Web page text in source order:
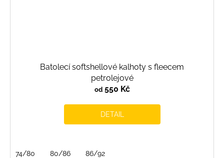
Batolecí softshellové kalhoty s fleecem
petrolejové
od550 Kč
DETAIL
74/80 80/86 86/92